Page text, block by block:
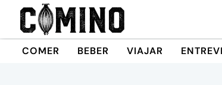
COMER BEBER VIAJAR